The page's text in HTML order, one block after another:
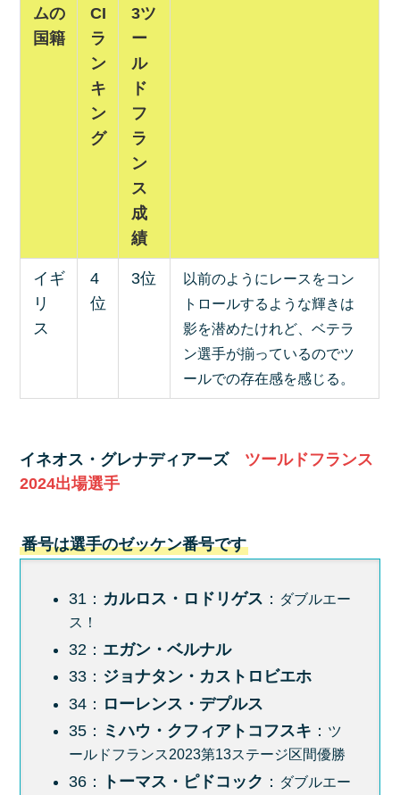
ムの
国籍
CI
ラ
ン
キ
ン
グ
3ツ
ー
ル
ド
フ
ラ
ン
ス
成
績
イギ
リ
ス
4
位
3位
以前のようにレースをコン
トロールするような輝きは
影を潜めたけれど、ベテラ
ン選手が揃っているのでツ
ールでの存在感を感じる。
イネオス・グレナディアーズ ツールドフランス
2024出場選手
番号は選手のゼッケン番号です
31： カルロス・ロドリゲス ： ダブルエー
ス！
32： エガン・ベルナル
33： ジョナタン・カストロビエホ
34： ローレンス・デプルス
35： ミハウ・クフィアトコフスキ ： ツ
ールドフランス2023第13ステージ区間優勝
36： トーマス・ピドコック ： ダブルエー